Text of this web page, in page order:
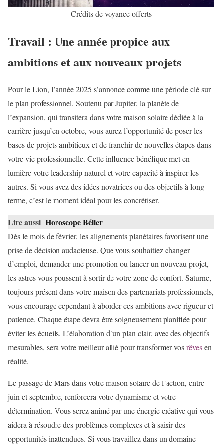
Crédits de voyance offerts
Travail : Une année propice aux
ambitions et aux nouveaux projets
Pour le Lion, l’année 2025 s’annonce comme une période clé sur
le plan professionnel. Soutenu par Jupiter, la planète de
l’expansion, qui transitera dans votre maison solaire dédiée à la
carrière jusqu’en octobre, vous aurez l’opportunité de poser les
bases de projets ambitieux et de franchir de nouvelles étapes dans
votre vie professionnelle. Cette influence bénéfique met en
lumière votre leadership naturel et votre capacité à inspirer les
autres. Si vous avez des idées novatrices ou des objectifs à long
terme, c’est le moment idéal pour les concrétiser.
Lire aussi Horoscope Bélier
Dès le mois de février, les alignements planétaires favorisent une
prise de décision audacieuse. Que vous souhaitiez changer
d’emploi, demander une promotion ou lancer un nouveau projet,
les astres vous poussent à sortir de votre zone de confort. Saturne,
toujours présent dans votre maison des partenariats professionnels,
vous encourage cependant à aborder ces ambitions avec rigueur et
patience. Chaque étape devra être soigneusement planifiée pour
éviter les écueils. L’élaboration d’un plan clair, avec des objectifs
mesurables, sera votre meilleur allié pour transformer vosrêvesen
réalité.
Le passage de Mars dans votre maison solaire de l’action, entre
juin et septembre, renforcera votre dynamisme et votre
détermination. Vous serez animé par une énergie créative qui vous
aidera à résoudre des problèmes complexes et à saisir des
opportunités inattendues. Si vous travaillez dans un domaine